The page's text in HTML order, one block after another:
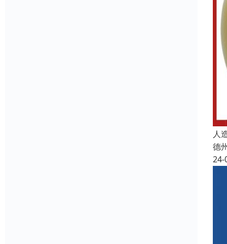
人
德
24-